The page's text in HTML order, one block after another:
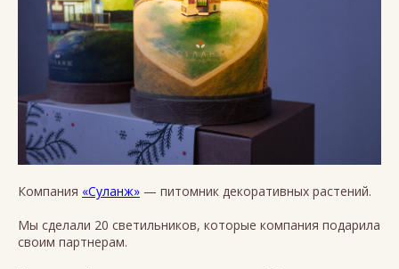
Компания «Суланж» — питомник декоративных растений.
Мы сделали 20 светильников, которые компания подарила
своим партнерам.